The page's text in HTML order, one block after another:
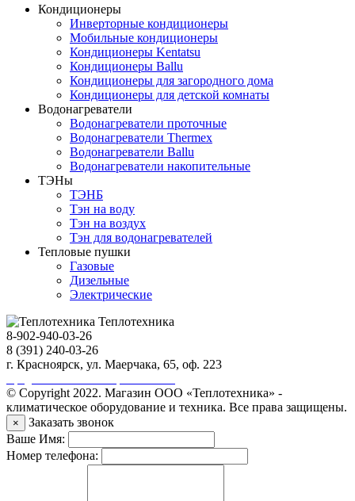
Кондиционеры
Инверторные кондиционеры
Мобильные кондиционеры
Кондиционеры Kentatsu
Кондиционеры Ballu
Кондиционеры для загородного дома
Кондиционеры для детской комнаты
Водонагреватели
Водонагреватели проточные
Водонагреватели Thermex
Водонагреватели Ballu
Водонагреватели накопительные
ТЭНы
ТЭНБ
Тэн на воду
Тэн на воздух
Тэн для водонагревателей
Тепловые пушки
Газовые
Дизельные
Электрические
Теплотехника
8-902-940-03-26
8 (391) 240-03-26
г. Красноярск, ул. Маерчака, 65, оф. 223
© Copyright 2022. Магазин ООО «Теплотехника» -
климатическое оборудование и техника. Все права защищены.
×
Заказать звонок
Ваше Имя:
Номер телефона: